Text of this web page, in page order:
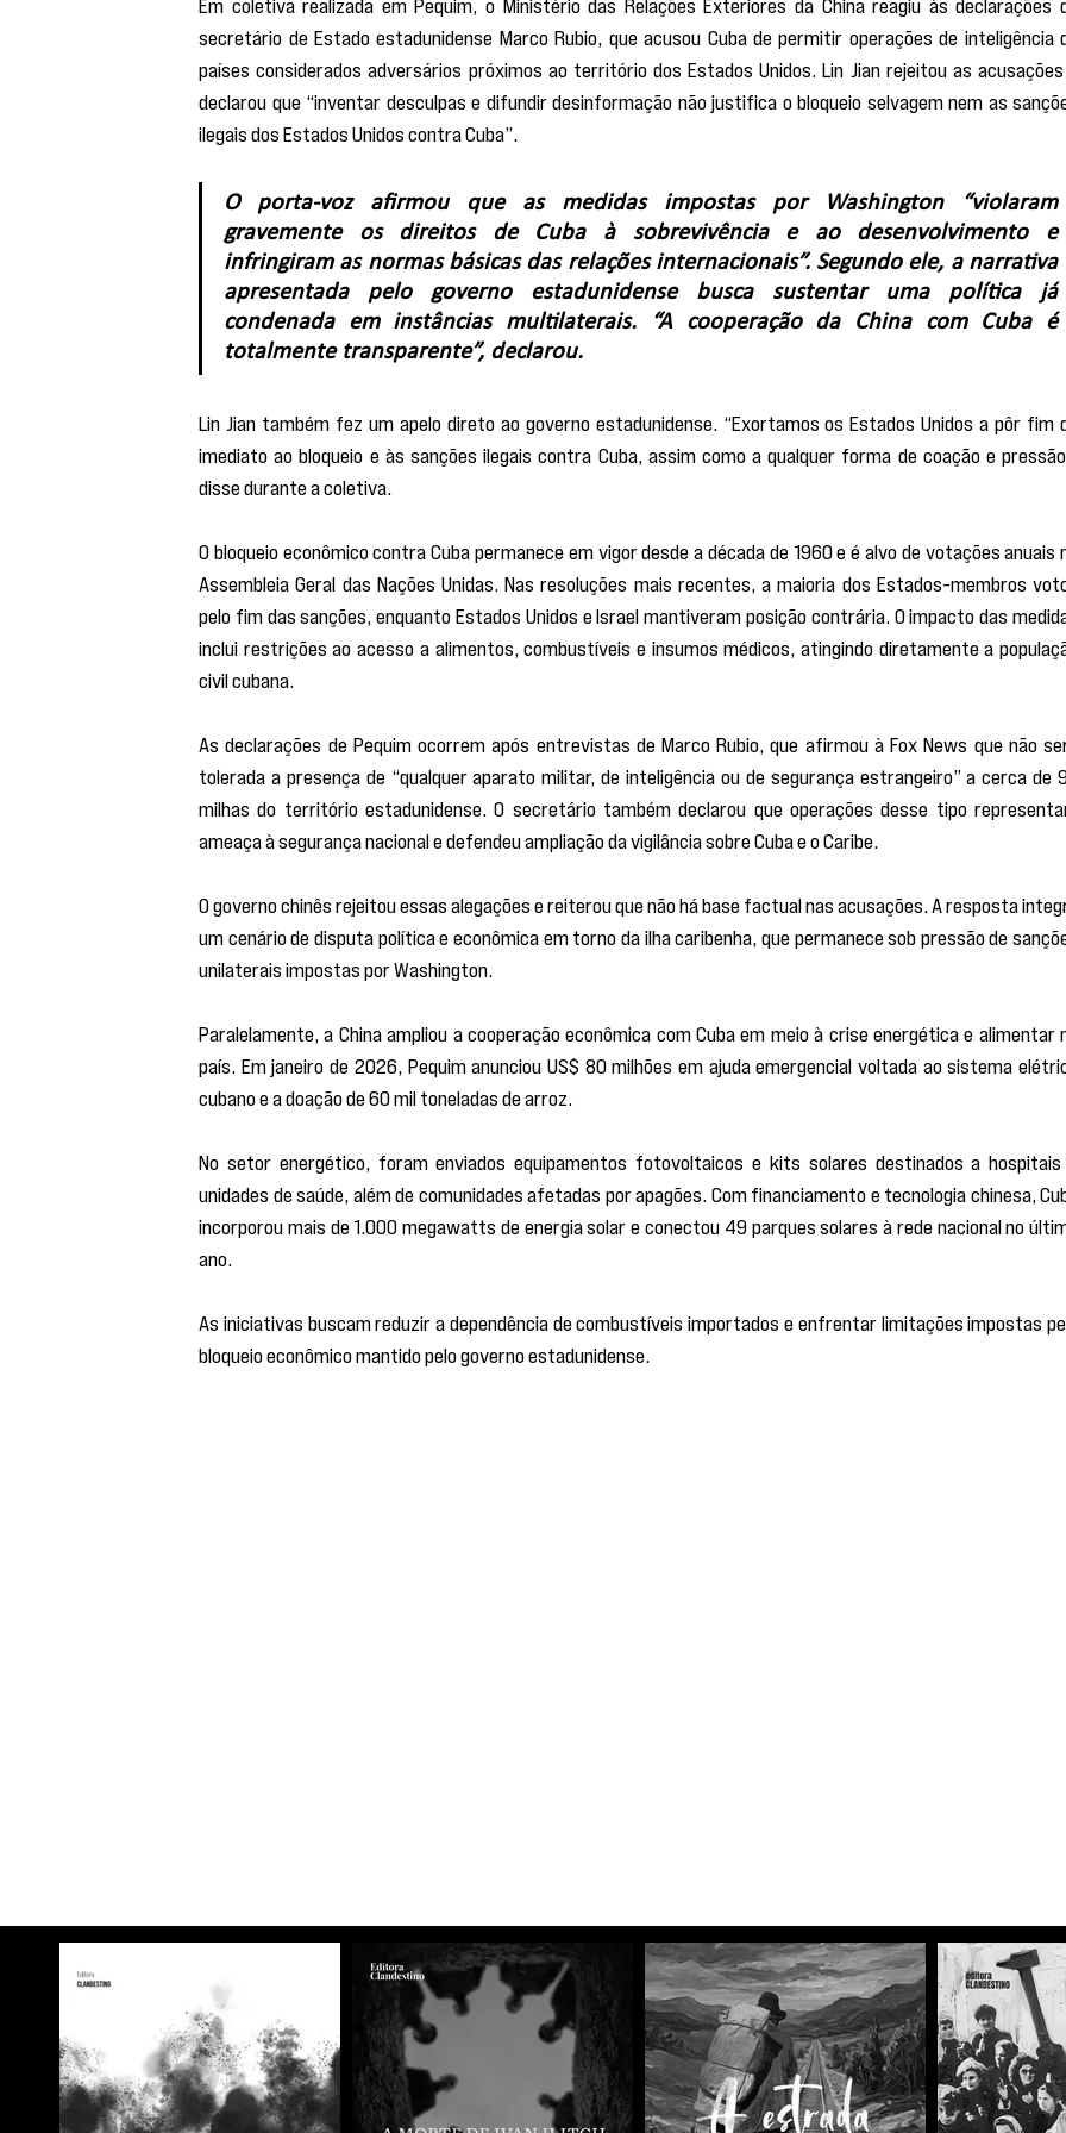
secretário de Estado estadunidense Marco Rubio, que acusou Cuba de permitir operações de inteligência
países considerados adversários próximos ao território dos Estados Unidos. Lin Jian rejeitou as
declarou que “inventar desculpas e difundir desinformação não justifica o bloqueio selvagem nem as
ilegais dos Estados Unidos contra Cuba”.
O porta-voz afirmou que as medidas impostas por Washington “violaram
gravemente os direitos de Cuba à sobrevivência e ao desenvolvimento e
infringiram as normas básicas das relações internacionais”. Segundo ele, a narrativa
apresentada pelo governo estadunidense busca sustentar uma política já
condenada em instâncias multilaterais. “A cooperação da China com Cuba é
totalmente transparente”, declarou.
Lin Jian também fez um apelo direto ao governo estadunidense. “Exortamos os Estados Unidos a pôr fim
imediato ao bloqueio e às sanções ilegais contra Cuba, assim como a qualquer forma de coação e
disse durante a coletiva.
O bloqueio econômico contra Cuba permanece em vigor desde a década de 1960 e é alvo de votações anuais
Assembleia Geral das Nações Unidas. Nas resoluções mais recentes, a maioria dos Estados-membros
pelo fim das sanções, enquanto Estados Unidos e Israel mantiveram posição contrária. O impacto das
inclui restrições ao acesso a alimentos, combustíveis e insumos médicos, atingindo diretamente a
civil cubana.
As declarações de Pequim ocorrem após entrevistas de Marco Rubio, que afirmou à Fox News que não
tolerada a presença de “qualquer aparato militar, de inteligência ou de segurança estrangeiro” a cerca de
milhas do território estadunidense. O secretário também declarou que operações desse tipo
ameaça à segurança nacional e defendeu ampliação da vigilância sobre Cuba e o Caribe.
O governo chinês rejeitou essas alegações e reiterou que não há base factual nas acusações. A resposta
um cenário de disputa política e econômica em torno da ilha caribenha, que permanece sob pressão de
unilaterais impostas por Washington.
Paralelamente, a China ampliou a cooperação econômica com Cuba em meio à crise energética e alimentar
país. Em janeiro de 2026, Pequim anunciou US$ 80 milhões em ajuda emergencial voltada ao sistema
cubano e a doação de 60 mil toneladas de arroz.
No setor energético, foram enviados equipamentos fotovoltaicos e kits solares destinados a
unidades de saúde, além de comunidades afetadas por apagões. Com financiamento e tecnologia chinesa,
incorporou mais de 1.000 megawatts de energia solar e conectou 49 parques solares à rede nacional no
ano.
As iniciativas buscam reduzir a dependência de combustíveis importados e enfrentar limitações impostas
bloqueio econômico mantido pelo governo estadunidense.